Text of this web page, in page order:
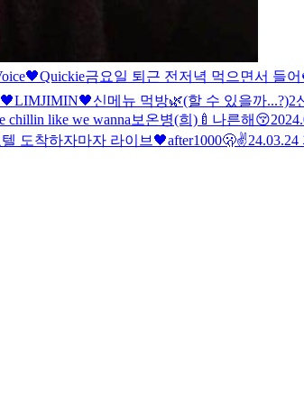
Quickie금요일 퇴근 전 저녁 먹으면서 들
🖤LIMJIMIN🖤신메뉴 먹방🌿(할 수 있을까...?)2
chillin like we wanna 보온병(희)🍼 나른해😚
도착하자마자 라이브🖤after1000🫢✌️